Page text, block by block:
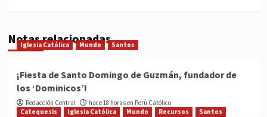
Notas relacionadas
Iglesia Católica Mundo Santos
¡Fiesta de Santo Domingo de Guzmán, fundador de
los ‘Dominicos’!
Redacción Central
hace 18 horas en Perú Católico
Catequesis
Iglesia Católica Mundo Recursos Santos